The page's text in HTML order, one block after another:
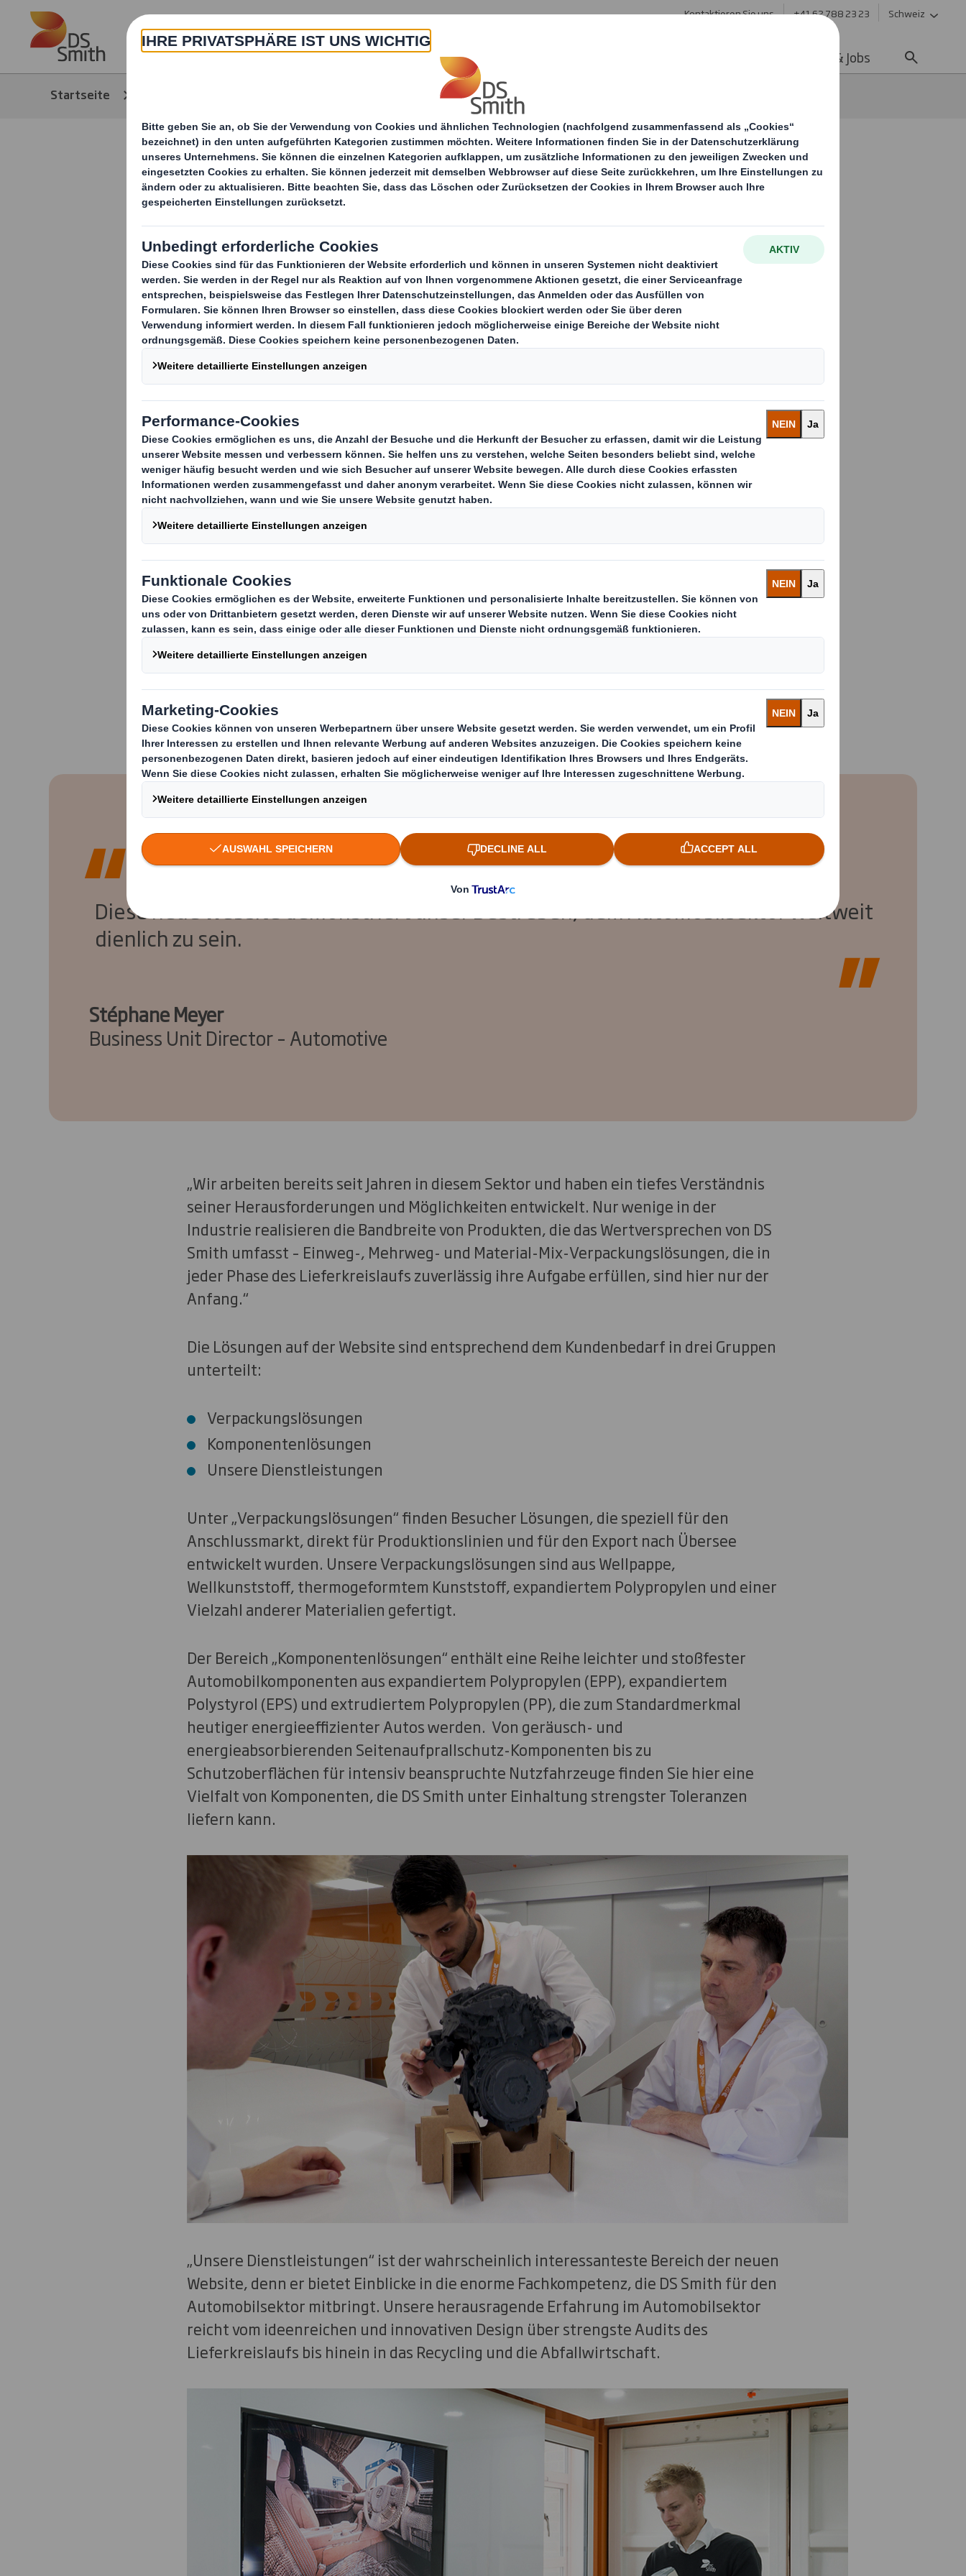
Skip to main content Kontaktieren Sie uns +41 62 788 23 23 Schweiz
Über Uns Produkte & Service Karriere & Jobs
Startseite DS Smith launcht neue Website für die Automobilindustrie
DS Smith launcht neue Website für die
Automobilindustrie
Mit dem Start einer neuen kundenorientierten Website geben
die Packaging Strategen von DS Smith mächtig Gas im
Automobilsektor, wo sie ihre Position als globaler Lieferant für
die Automobilindustrie festigen wollen.
Die neue Website präsentiert alle Angebote von DS Smith für den Automobilsektor,
also unser breites Sortiment von Material-Mix-Verpackungslösungen aus Wellpappe,
Kunststoff, Schäumen und anderen Materialien, unsere Automobilkomponenten,
Beratungsdienste, Recyclinglösungen und mehr.
Die neue Seite soll den Kunden im globalen Automobilsektor das Leben erleichtern.
Ob OEMs oder Zulieferer - jeder kann nun schnell und einfach sehen, was die
innovativen Designer von DS Smith für die komplexeste und wettbewerbsintensivste
Industrie der Welt entwickelt haben.
Diese neue Website demonstriert unser Bestreben, dem Automobilsektor weltweit
dienlich zu sein.
Stéphane Meyer
Business Unit Director – Automotive
„Wir arbeiten bereits seit Jahren in diesem Sektor und haben ein tiefes Verständnis
seiner Herausforderungen und Möglichkeiten entwickelt. Nur wenige in der
Industrie realisieren die Bandbreite von Produkten, die das Wertversprechen von DS
Smith umfasst – Einweg-, Mehrweg- und Material-Mix-Verpackungslösungen, die in
jeder Phase des Lieferkreislaufs zuverlässig ihre Aufgabe erfüllen, sind hier nur der
Anfang.“
Die Lösungen auf der Website sind entsprechend dem Kundenbedarf in drei Gruppen
unterteilt:
Verpackungslösungen
Komponentenlösungen
Unsere Dienstleistungen
Unter „Verpackungslösungen“ finden Besucher Lösungen, die speziell für den
Anschlussmarkt, direkt für Produktionslinien und für den Export nach Übersee
entwickelt wurden. Unsere Verpackungslösungen sind aus Wellpappe,
Wellkunststoff, thermogeformtem Kunststoff, expandiertem Polypropylen und einer
Vielzahl anderer Materialien gefertigt.
Der Bereich „Komponentenlösungen“ enthält eine Reihe leichter und stoßfester
Automobilkomponenten aus expandiertem Polypropylen (EPP), expandiertem
Polystyrol (EPS) und extrudiertem Polypropylen (PP), die zum Standardmerkmal
heutiger energieeffizienter Autos werden. Von geräusch- und
energieabsorbierenden Seitenaufprallschutz-Komponenten bis zu
Schutzoberflächen für intensiv beanspruchte Nutzfahrzeuge finden Sie hier eine
Vielfalt von Komponenten, die DS Smith unter Einhaltung strengster Toleranzen
liefern kann.
„Unsere Dienstleistungen“ ist der wahrscheinlich interessanteste Bereich der neuen
Website, denn er bietet Einblicke in die enorme Fachkompetenz, die DS Smith für den
Automobilsektor mitbringt. Unsere herausragende Erfahrung im Automobilsektor
reicht vom ideenreichen und innovativen Design über strengste Audits des
Lieferkreislaufs bis hinein in das Recycling und die Abfallwirtschaft.